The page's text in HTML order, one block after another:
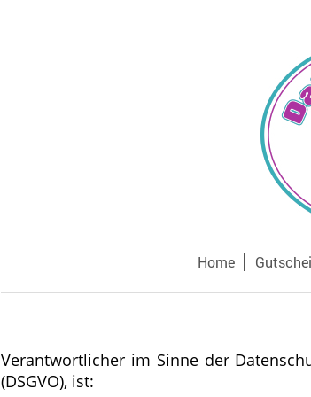
Home
Verantwortlicher im Sinne der
(DSGVO), ist: